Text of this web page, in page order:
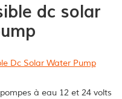
dc solar
Dc Solar Water Pump
à eau 12 et 24 volts